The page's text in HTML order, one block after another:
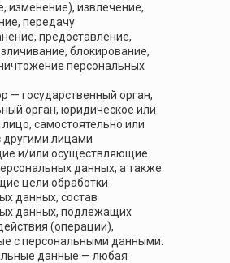
изменение), извлечение,
передачу
предоставление,
блокирование,
персональных
— государственный орган,
орган, юридическое или
самостоятельно или
другими лицами
и/или осуществляющие
данных, а также
цели обработки
данных, состав
данных, подлежащих
(операции),
с персональными данными.
данные — любая